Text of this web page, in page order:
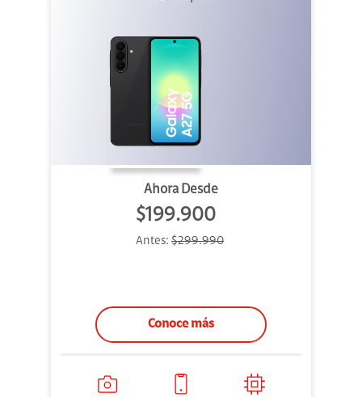
Ahora Desde
$199.900
Antes: $299.990
Conoce más